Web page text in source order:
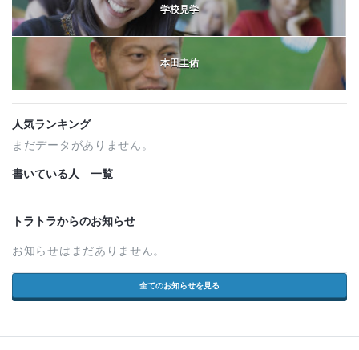
学校見学
本田圭佑
人気ランキング
まだデータがありません。
書いている人 一覧
トラトラからのお知らせ
お知らせはまだありません。
全てのお知らせを見る